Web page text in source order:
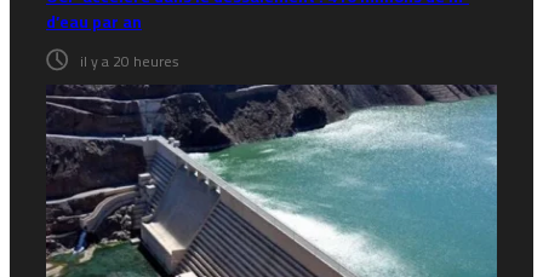
d’eau par an
il y a 20 heures